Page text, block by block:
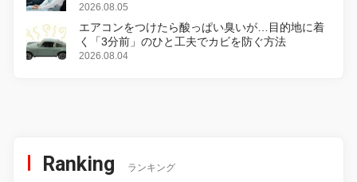
2026.08.05
エアコンをつけたら酸っぱい臭いが…目的地に着
く「3分前」のひと工夫でカビを防ぐ方法
2026.08.04
Ranking ランキング